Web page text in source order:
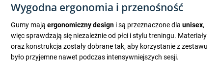
Wygodna ergonomia i przenośność
Gumy mająergonomiczny design i są przeznaczone dlaunisex,
więc sprawdzają się niezależnie od płci i stylu treningu. Materiały
oraz konstrukcja zostały dobrane tak, aby korzystanie z zestawu
było przyjemne nawet podczas intensywniejszych sesji.